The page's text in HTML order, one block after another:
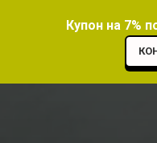
Купон на 7%